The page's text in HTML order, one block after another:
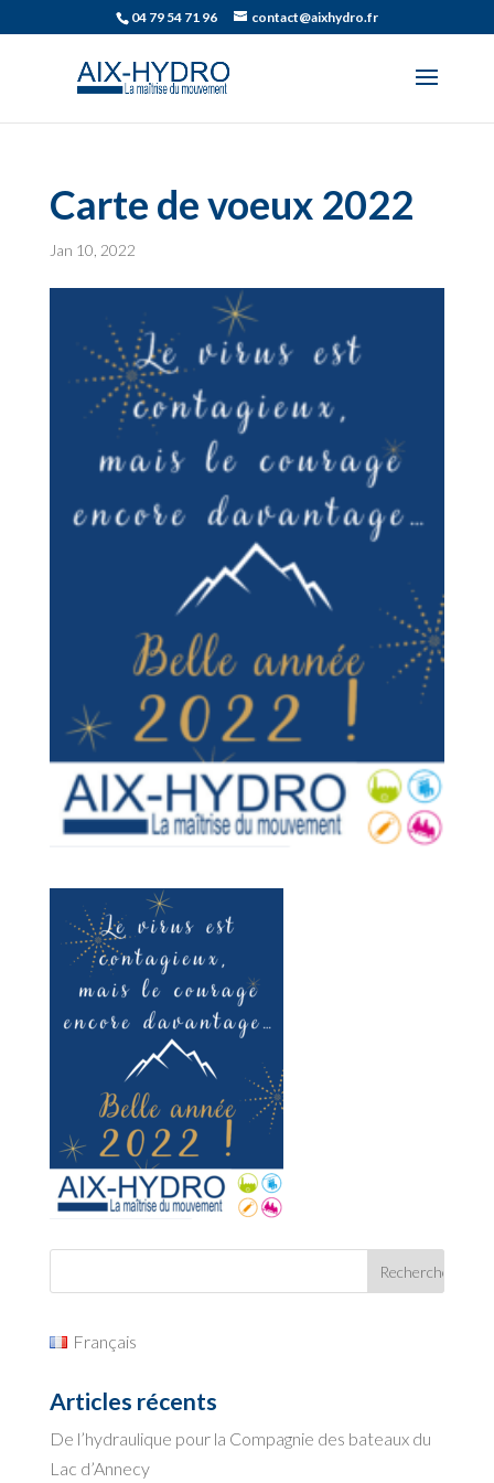
04 79 54 71 96 contact@aixhydro.fr
Carte de voeux 2022
Jan 10, 2022
Français
Articles récents
De l’hydraulique pour la Compagnie des bateaux du
Lac d’Annecy